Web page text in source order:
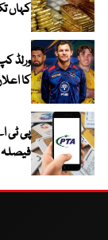
کہاں
کا
پی ٹی
فیصلہ